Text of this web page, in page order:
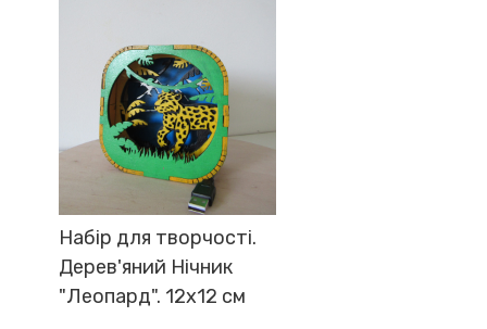
Набір для творчості.
Дерев'яний Нічник
"Леопард". 12х12 см